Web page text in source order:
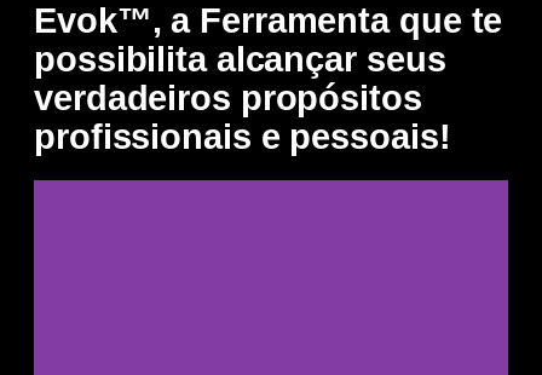
Evok™, a Ferramenta que te
possibilita alcançar seus
verdadeiros propósitos
profissionais e pessoais!